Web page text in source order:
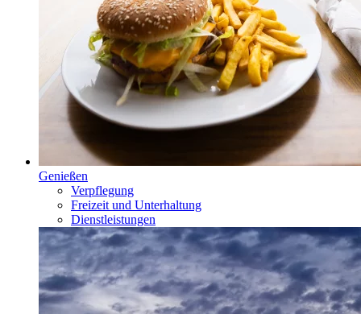
Genießen
Verpflegung
Freizeit und Unterhaltung
Dienstleistungen